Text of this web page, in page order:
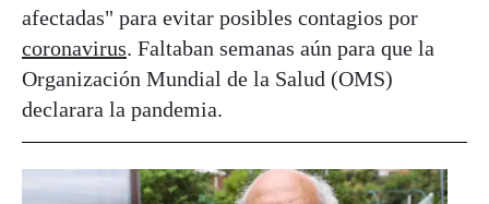
afectadas" para evitar posibles contagios por
coronavirus. Faltaban semanas aún para que la
Organización Mundial de la Salud (OMS)
declarara la pandemia.